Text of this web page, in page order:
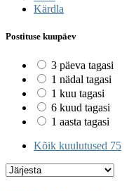
Kärdla
Postituse kuupäev
3 päeva tagasi
1 nädal tagasi
1 kuu tagasi
6 kuud tagasi
1 aasta tagasi
Kõik kuulutused 75